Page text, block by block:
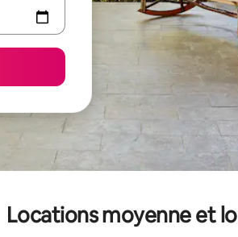
Locations moyenne et